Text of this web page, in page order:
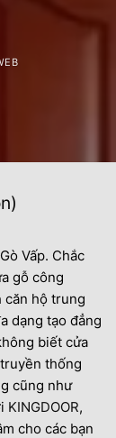
Vấp. Chắc
gỗ công
căn hộ trung
dạng tạo đẳng
biết cửa
thống
cũng như
KINGDOOR,
cho các bạn